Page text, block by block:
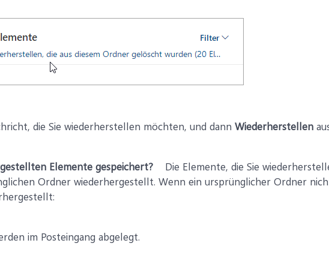
die Sie wiederherstellen möchten, und dann Wiederherstellen
Elemente gespeichert? Die Elemente, die Sie
Ordner wiederhergestellt. Wenn ein ursprünglicher Ordner
im Posteingang abgelegt.